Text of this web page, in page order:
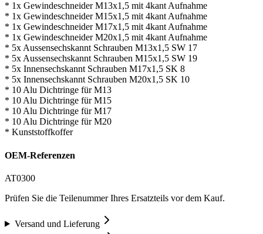
* 1x Gewindeschneider M13x1,5 mit 4kant Aufnahme
* 1x Gewindeschneider M15x1,5 mit 4kant Aufnahme
* 1x Gewindeschneider M17x1,5 mit 4kant Aufnahme
* 1x Gewindeschneider M20x1,5 mit 4kant Aufnahme
* 5x Aussensechskannt Schrauben M13x1,5 SW 17
* 5x Aussensechskannt Schrauben M15x1,5 SW 19
* 5x Innensechskannt Schrauben M17x1,5 SK 8
* 5x Innensechskannt Schrauben M20x1,5 SK 10
* 10 Alu Dichtringe für M13
* 10 Alu Dichtringe für M15
* 10 Alu Dichtringe für M17
* 10 Alu Dichtringe für M20
* Kunststoffkoffer
OEM-Referenzen
AT0300
Prüfen Sie die Teilenummer Ihres Ersatzteils vor dem Kauf.
Versand und Lieferung